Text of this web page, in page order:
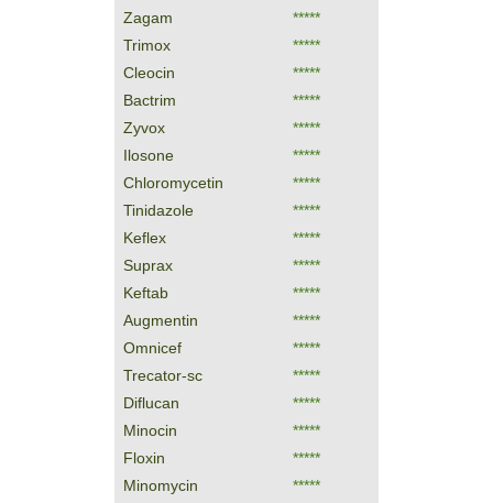
Zagam
*****
Trimox
*****
Cleocin
*****
Bactrim
*****
Zyvox
*****
Ilosone
*****
Chloromycetin
*****
Tinidazole
*****
Keflex
*****
Suprax
*****
Keftab
*****
Augmentin
*****
Omnicef
*****
Trecator-sc
*****
Diflucan
*****
Minocin
*****
Floxin
*****
Minomycin
*****